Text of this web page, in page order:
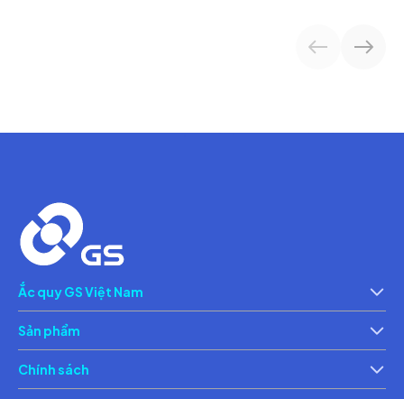
Ắc quy GS Việt Nam
Giới thiệu
Sản phẩm
Chính sách